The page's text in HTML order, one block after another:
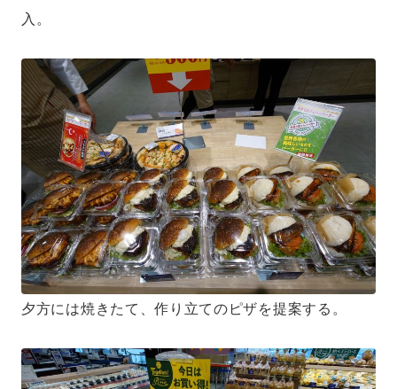
入。
夕方には焼きたて、作り立てのピザを提案する。